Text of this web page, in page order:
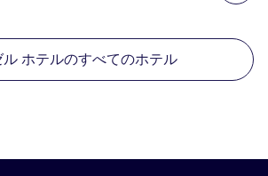
ホテルのすべてのホテル